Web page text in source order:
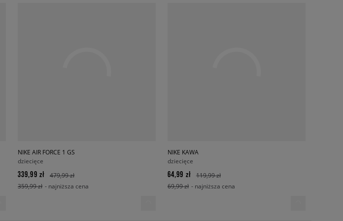
NIKE AIR FORCE 1 GS
dziecięce
339,99 zł
479,99 zł
359,99 zł - najniższa cena
NIKE KAWA
dziecięce
64,99 zł
119,99 zł
69,99 zł - najniższa cena